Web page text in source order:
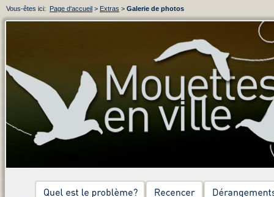
Vous-êtes ici: Page d‘accueil > Extras > Galerie de photos